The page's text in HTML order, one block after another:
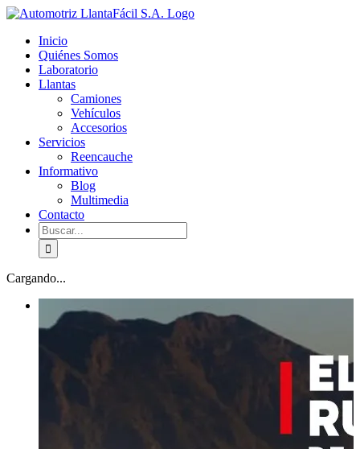
Skip
content
facebook
youtube
Inicio
Quiénes Somos
Laboratorio
Llantas
Camiones
Vehículos
Accesorios
Servicios
Reencauche
Informativo
Blog
Multimedia
Contacto
Buscar:
Cargando...